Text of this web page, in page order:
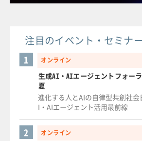
注目のイベント・セミナ
オンライン
1
生成AI・AIエージェントフォー
夏
進化する人とAIの自律型共創社会
I・AIエージェント活用最前線
オンライン
2